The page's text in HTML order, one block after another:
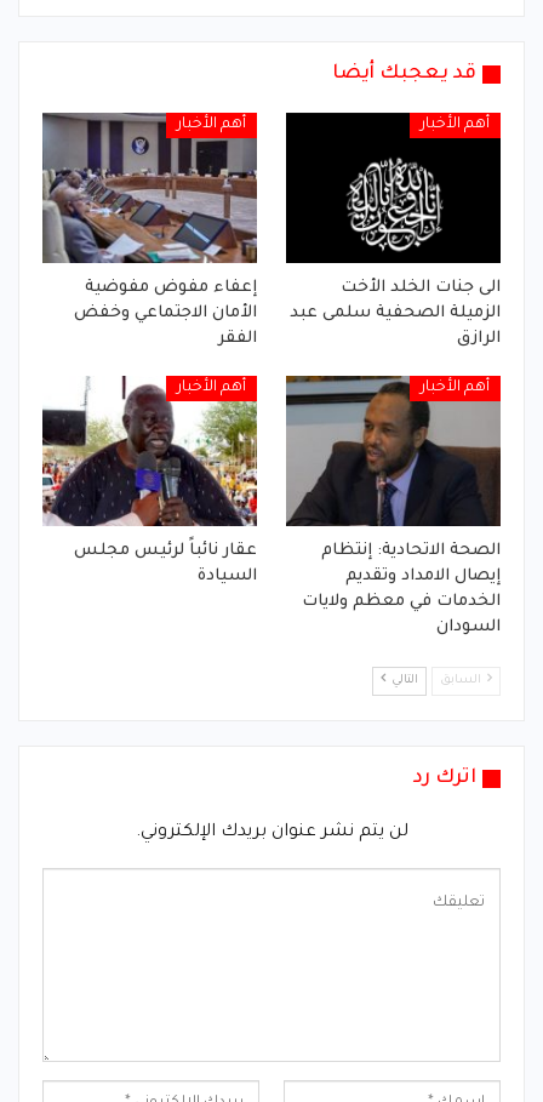
قد يعجبك أيضا
أهم الأخبار
الى جنات الخلد الأخت
الزميلة الصحفية سلمى عبد
الرازق
أهم الأخبار
إعفاء مفوض مفوضية
الأمان الاجتماعي وخفض
الفقر
أهم الأخبار
الصحة الاتحادية: إنتظام
إيصال الامداد وتقديم
الخدمات في معظم ولايات
السودان
أهم الأخبار
عقار نائباً لرئيس مجلس
السيادة
السابق التالي
اترك رد
لن يتم نشر عنوان بريدك الإلكتروني.